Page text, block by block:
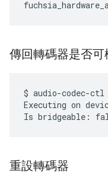
傳回轉碼器是否可
$ audio-codec-ctl
Executing on
重設轉碼器